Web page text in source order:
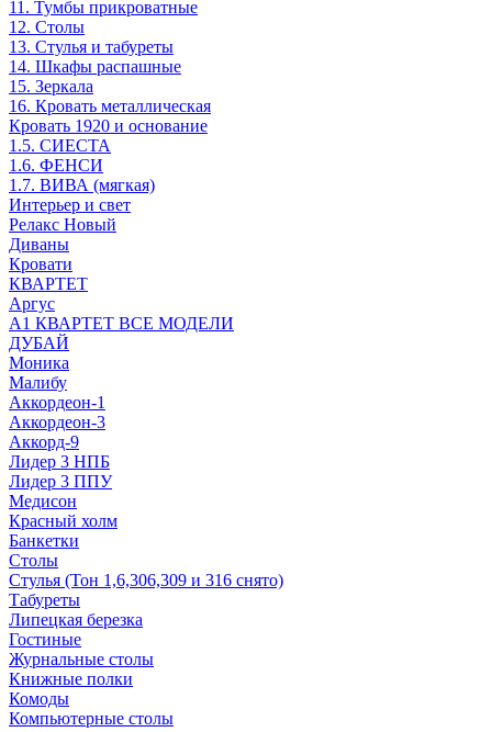
11. Тумбы прикроватные
12. Столы
13. Стулья и табуреты
14. Шкафы распашные
15. Зеркала
16. Кровать металлическая
Кровать 1920 и основание
1.5. СИЕСТА
1.6. ФЕНСИ
1.7. ВИВА (мягкая)
Интерьер и свет
Релакс Новый
Диваны
Кровати
КВАРТЕТ
Аргус
А1 КВАРТЕТ ВСЕ МОДЕЛИ
ДУБАЙ
Моника
Малибу
Аккордеон-1
Аккордеон-3
Аккорд-9
Лидер 3 НПБ
Лидер 3 ППУ
Медисон
Красный холм
Банкетки
Столы
Стулья (Тон 1,6,306,309 и 316 снято)
Табуреты
Липецкая березка
Гостиные
Журнальные столы
Книжные полки
Комоды
Компьютерные столы